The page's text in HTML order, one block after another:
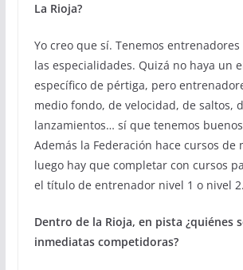
La Rioja?
Yo creo que sí. Tenemos
las especialidades. Quizá no haya un
específico de pértiga, pero
medio fondo, de velocidad, de saltos,
lanzamientos… sí que tenemos
Además la Federación hace cursos de
luego hay que completar con cursos
el título de entrenador nivel 1 o nivel 2.
Dentro de la Rioja, en pista ¿quiénes
inmediatas competidoras?